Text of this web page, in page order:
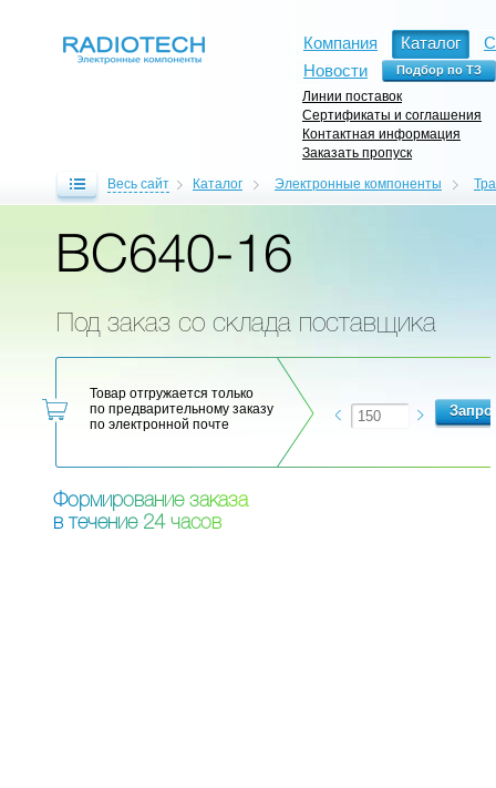
Компания Каталог
Новости
Линии поставок
Сертификаты и соглашения
Контактная информация
Заказать пропуск
Весь сайт Каталог Электронные компоненты
BC640-16
Под заказ со склада поставщика
Товар отгружается только
по предварительному заказу
по электронной почте
Формирование заказа
в течение 24 часов